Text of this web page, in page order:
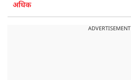
अधिक
ADVERTISEMENT